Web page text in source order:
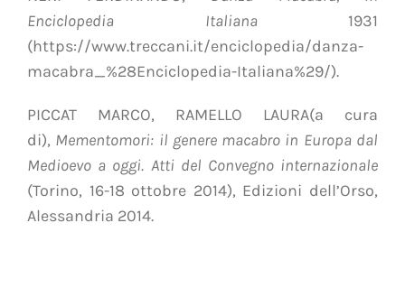
Enciclopedia Italiana1931
(https://www.treccani.it/enciclopedia/danza-
macabra_%28Enciclopedia-Italiana%29/).
PICCAT MARCO, RAMELLO LAURA(a cura
di), Mementomori: il genere macabro in Europa dal
Medioevo a oggi. Atti del Convegno internazionale
(Torino, 16-18 ottobre 2014), Edizioni dell’Orso,
Alessandria 2014.